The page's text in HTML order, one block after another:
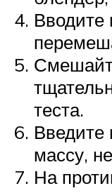
Вводите
теста.
Введите
массу,
На